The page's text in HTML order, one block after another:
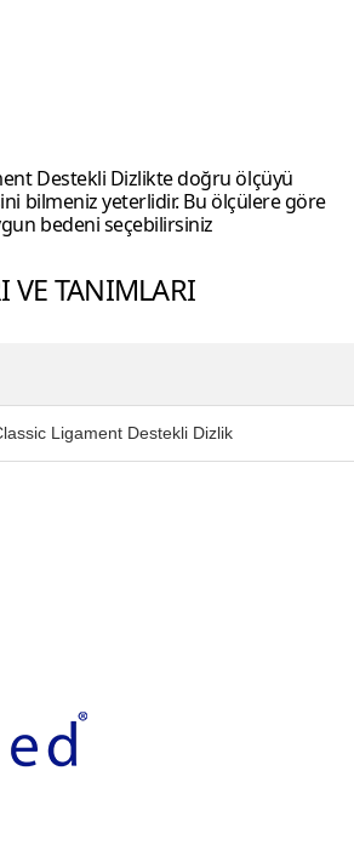
Destekli Dizlikte doğru ölçüyü
bilmeniz yeterlidir. Bu ölçülere göre
bedeni seçebilirsiniz
VE TANIMLARI
Ligament Destekli Dizlik